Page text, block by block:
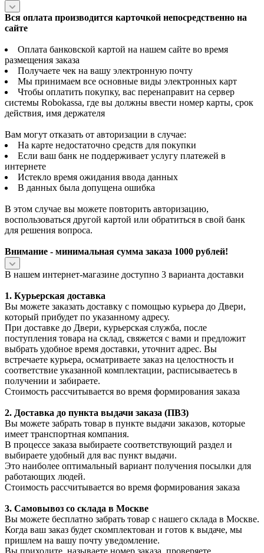
Вся оплата производится карточкой непосредственно на
сайте
Оплата банковской картой на нашем сайте во время
размещения заказа
Получаете чек на вашу электронную почту
Мы принимаем все основные виды электронных карт
Чтобы оплатить покупку, вас перенаправит на сервер
системы Robokassa, где вы должны ввести номер карты, срок
действия, имя держателя
Вам могут отказать от авторизации в случае:
На карте недостаточно средств для покупки
Если ваш банк не поддерживает услугу платежей в
интернете
Истекло время ожидания ввода данных
В данных была допущена ошибка
В этом случае вы можете повторить авторизацию,
воспользоваться другой картой или обратиться в свой банк
для решения вопроса.
Внимание - минимальная сумма заказа 1000 рублей!
В нашем интернет-магазине доступно 3 варианта доставки
1. Курьерская доставка
Вы можете заказать доставку с помощью курьера до Двери,
который прибудет по указанному адресу.
При доставке до Двери, курьерская служба, после
поступления товара на склад, свяжется с вами и предложит
выбрать удобное время доставки, уточнит адрес. Вы
встречаете курьера, осматриваете заказ на целостность и
соответствие указанной комплектации, расписываетесь в
получении и забираете.
Стоимость рассчитывается во время формирования заказа
2. Доставка до пункта выдачи заказа (ПВЗ)
Вы можете забрать товар в пункте выдачи заказов, которые
имеет транспортная компания.
В процессе заказа выбираете соответствующий раздел и
выбираете удобный для вас пункт выдачи.
Это наиболее оптимальный вариант получения посылки для
работающих людей.
Стоимость рассчитывается во время формирования заказа
3. Самовывоз со склада в Москве
Вы можете бесплатно забрать товар с нашего склада в Москве.
Когда ваш заказ будет скомплектован и готов к выдаче, мы
пришлем на вашу почту уведомление.
Вы приходите, называете номер заказа, проверяете